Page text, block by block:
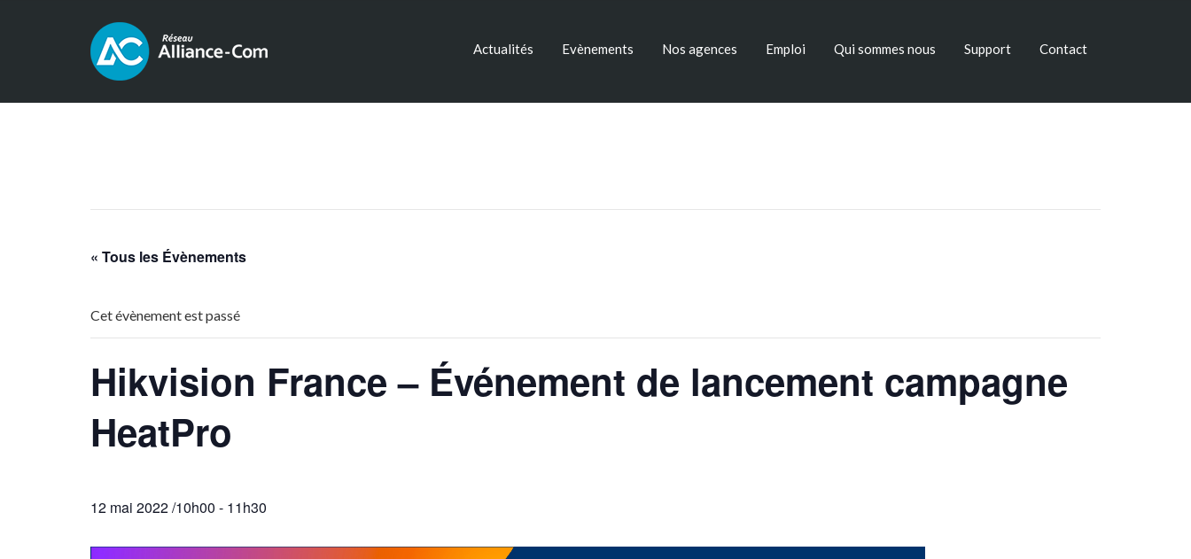
Actualités Evènements Nos agences Emploi Qui sommes nous Support Contact
« Tous les Évènements
Cet évènement est passé
Hikvision France – Événement de lancement campagne
HeatPro
12 mai 2022 /10h00 - 11h30